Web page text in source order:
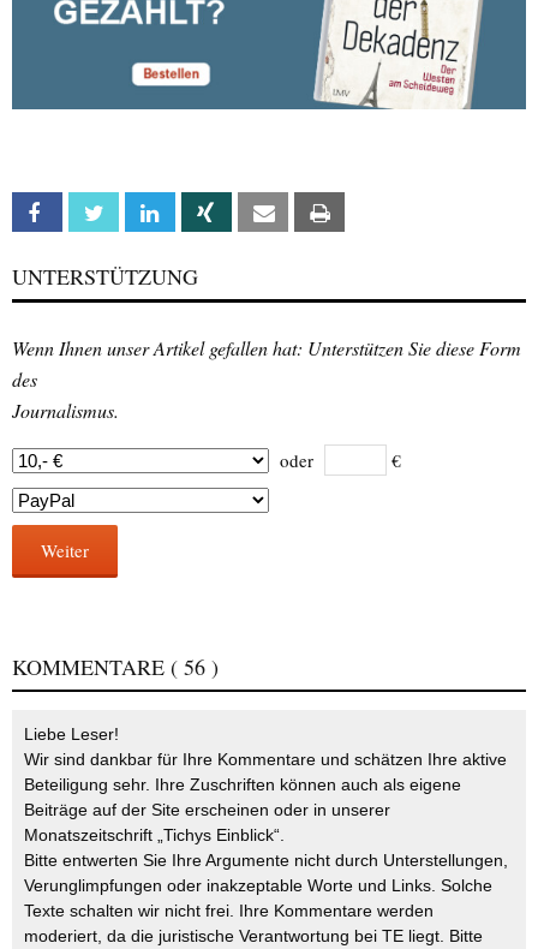
Facebook Twitter Linkedin Xing Email
UNTERSTÜTZUNG
Wenn Ihnen unser Artikel gefallen hat: Unterstützen Sie diese Form
des
Journalismus.
oder €
Weiter
KOMMENTARE ( 56 )
Liebe Leser!
Wir sind dankbar für Ihre Kommentare und schätzen Ihre aktive
Beteiligung sehr. Ihre Zuschriften können auch als eigene
Beiträge auf der Site erscheinen oder in unserer
Monatszeitschrift „Tichys Einblick“.
Bitte entwerten Sie Ihre Argumente nicht durch Unterstellungen,
Verunglimpfungen oder inakzeptable Worte und Links. Solche
Texte schalten wir nicht frei. Ihre Kommentare werden
moderiert, da die juristische Verantwortung bei TE liegt. Bitte